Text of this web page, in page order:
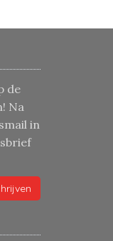
de
Na
in